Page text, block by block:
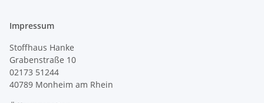
Impressum
Stoffhaus Hanke
Grabenstraße 10
02173 51244
40789 Monheim am Rhein